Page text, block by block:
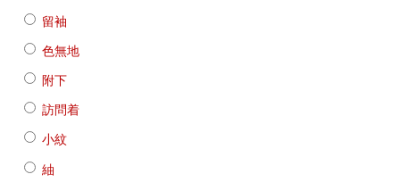
留袖
色無地
附下
訪問着
小紋
紬